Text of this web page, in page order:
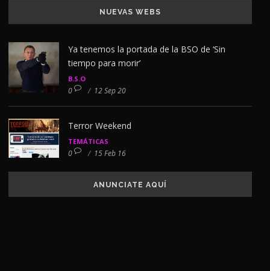
NUEVAS WEBS
Ya tenemos la portada de la BSO de ‘Sin
tiempo para morir’
B.S.O
0 / 12 Sep 20
Terror Weekend
TEMÁTICAS
0 / 15 Feb 16
ANUNCIATE AQUÍ